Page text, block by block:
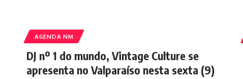
AGENDA NM
DJ nº 1 do mundo, Vintage Culture se
apresenta no Valparaíso nesta sexta (9)